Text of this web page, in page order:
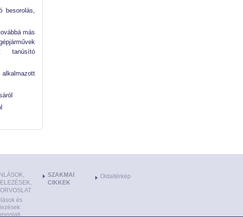
besorolás,
más
tanúsító
alkalmazott
és
SZAKMAI
CIKKEK
Oldaltérkép